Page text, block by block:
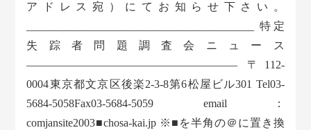
アドレス宛）にてお知らせ下さい。
_________________________________________ 特定
失踪者問題調査会ニュース
——————————————————— 〒112-
0004東京都文京区後楽2-3-8第6松屋ビル301 Tel03-
5684-5058Fax03-5684-5059 email：
comjansite2003■chosa-kai.jp ※■を半角の＠に置き換